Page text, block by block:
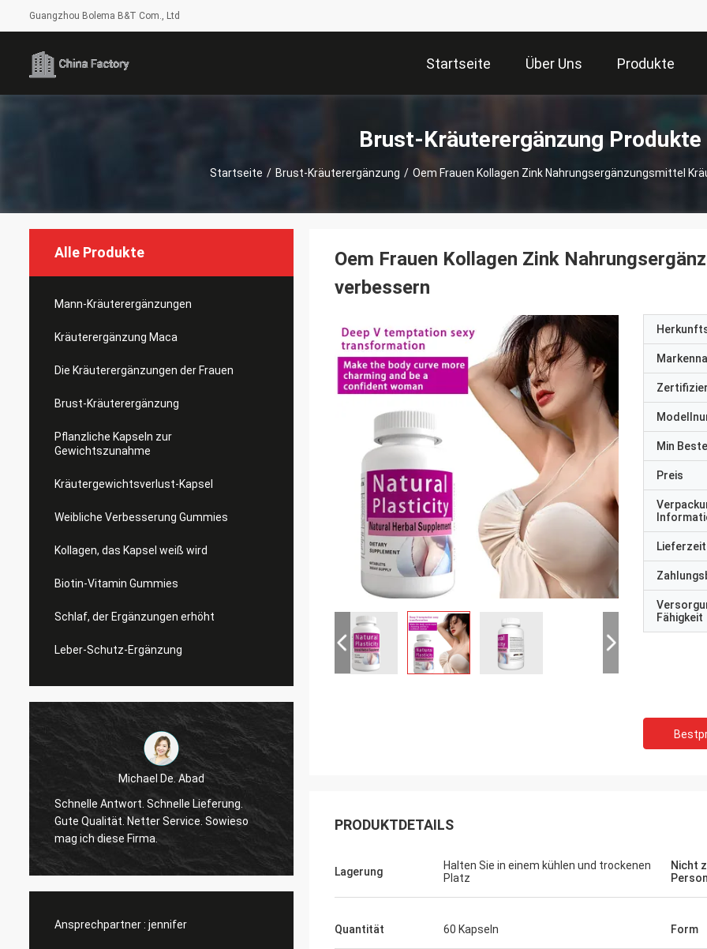
Guangzhou Bolema B&T Com., Ltd
Startseite Über Uns Produkte
Brust-Kräuterergänzung Produkte
Startseite / Brust-Kräuterergänzung / Oem Frauen Kollagen Zink Nahrungsergänzungsmittel
Alle Produkte
Mann-Kräuterergänzungen
Kräuterergänzung Maca
Die Kräuterergänzungen der Frauen
Brust-Kräuterergänzung
Pflanzliche Kapseln zur
Gewichtszunahme
Kräutergewichtsverlust-Kapsel
Weibliche Verbesserung Gummies
Kollagen, das Kapsel weiß wird
Biotin-Vitamin Gummies
Schlaf, der Ergänzungen erhöht
Leber-Schutz-Ergänzung
Michael De. Abad
Schnelle Antwort. Schnelle Lieferung.
Gute Qualität. Netter Service. Sowieso
mag ich diese Firma.
behandeln, die Sie möglicherweise sich
Ansprechpartner : jennifer
Oem Frauen Kollagen Zink
verbessern
Min
Preis
Lieferzeit
Fähigkeit
PRODUKTDETAILS
Lagerung
Halten Sie in einem kühlen und trockenen
Platz
Nicht
Quantität 60 Kapseln Form